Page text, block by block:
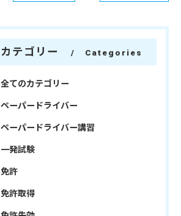
カテゴリー Categories
全てのカテゴリー
ペーパードライバー
ペーパードライバー講習
一発試験
免許
免許取得